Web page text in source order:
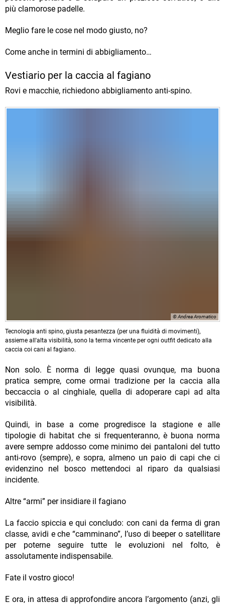
più clamorose padelle.
Meglio fare le cose nel modo giusto, no?
Come anche in termini di abbigliamento…
Vestiario per la caccia al fagiano
Rovi e macchie, richiedono abbigliamento anti-spino.
© Andrea Aromatico
Tecnologia anti spino, giusta pesantezza (per una fluidità di movimenti),
assieme all'alta visibilità, sono la terma vincente per ogni outfit dedicato alla
caccia coi cani al fagiano.
Non solo. È norma di legge quasi ovunque, ma buona
pratica sempre, come ormai tradizione per la caccia alla
beccaccia o al cinghiale, quella di adoperare capi ad alta
visibilità.
Quindi, in base a come progredisce la stagione e alle
tipologie di habitat che si frequenteranno, è buona norma
avere sempre addosso come minimo dei pantaloni del tutto
anti-rovo (sempre), e sopra, almeno un paio di capi che ci
evidenzino nel bosco mettendoci al riparo da qualsiasi
incidente.
Altre “armi” per insidiare il fagiano
La faccio spiccia e qui concludo: con cani da ferma di gran
classe, avidi e che “camminano”, l’uso di beeper o satellitare
per poterne seguire tutte le evoluzioni nel folto, è
assolutamente indispensabile.
Fate il vostro gioco!
E ora, in attesa di approfondire ancora l’argomento (anzi, gli